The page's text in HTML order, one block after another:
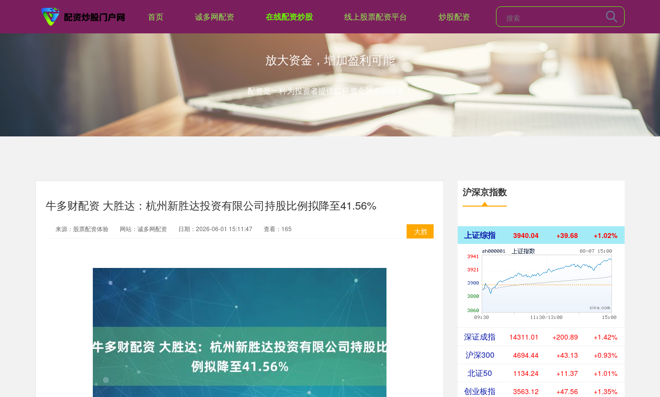
首页 诚多网配资 在线配资炒股 线上股票配资平台 炒股配资
放大资金，增加盈利可能
配资是一种为投资者提供杠杆资金的金融服务！
牛多财配资 大胜达：杭州新胜达投资有限公司持股比例拟降至41.56%
大胜
来源：股票配资体验 网站：诚多网配资 日期：2026-06-01 15:11:47 查看：165
沪深京指数
上证综指 3940.04 +39.68 +1.02%
深证成指 14311.01 +200.89 +1.42%
沪深300 4694.44 +43.13 +0.93%
北证50 1134.24 +11.37 +1.01%
创业板指 3563.12 +47.56 +1.35%